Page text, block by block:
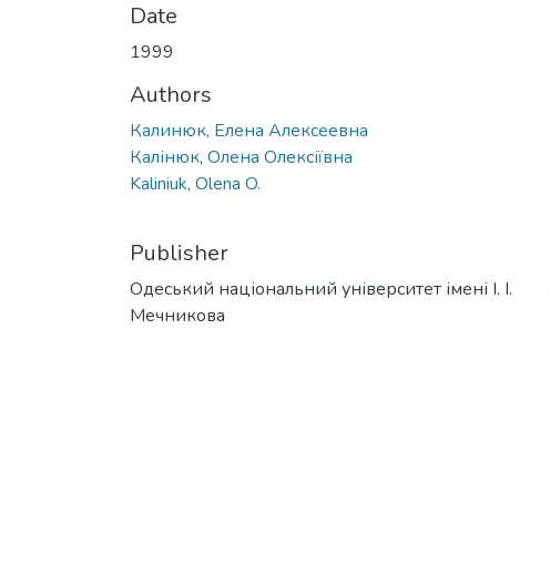
Date
1999
Authors
Калинюк, Елена Алексеевна
Калінюк, Олена Олексіївна
Kaliniuk, Olena O.
Publisher
Одеський національний університет імені І. І.
Мечникова